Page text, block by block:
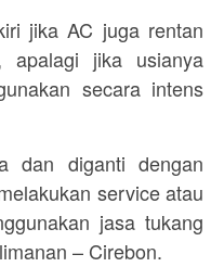
jika AC juga rentan
apalagi jika usianya
secara intens
dan diganti dengan
service atau
jasa tukang
– Cirebon.